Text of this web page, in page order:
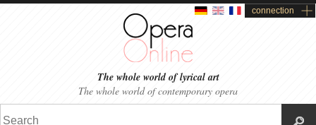
connection
The whole world of lyrical art
The whole world of contemporary opera